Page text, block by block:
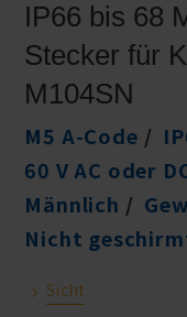
IP66 bis 68
Stecker für
M104SN
M5 A-Code
60 V AC oder
Männlich
Nicht
Sicht